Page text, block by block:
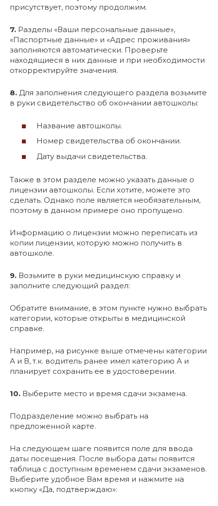
присутствует, поэтому продолжим.
7. Разделы «Ваши персональные данные»,
«Паспортные данные» и «Адрес проживания»
заполняются автоматически. Проверьте
находящиеся в них данные и при необходимости
откорректируйте значения.
8. Для заполнения следующего раздела возьмите
в руки свидетельство об окончании автошколы:
Название автошколы.
Номер свидетельства об окончании.
Дату выдачи свидетельства.
Также в этом разделе можно указать данные о
лицензии автошколы. Если хотите, можете это
сделать. Однако поле является необязательным,
поэтому в данном примере оно пропущено.
Информацию о лицензии можно переписать из
копии лицензии, которую можно получить в
автошколе.
9. Возьмите в руки медицинскую справку и
заполните следующий раздел:
Обратите внимание, в этом пункте нужно выбрать
категории, которые открыты в медицинской
справке.
Например, на рисунке выше отмечены категории
А и В, т.к. водитель ранее имел категорию А и
планирует сохранить ее в удостоверении.
10. Выберите место и время сдачи экзамена.
Подразделение можно выбрать на
предложенной карте.
На следующем шаге появится поле для ввода
даты посещения. После выбора даты появится
таблица с доступным временем сдачи экзаменов.
Выберите удобное Вам время и нажмите на
кнопку «Да, подтверждаю»: